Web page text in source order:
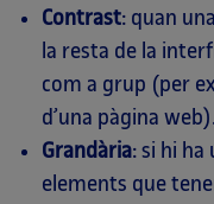
Contrast: quan
la resta de la
com a grup (per
d’una pàgina
Grandària: si hi ha
elements que